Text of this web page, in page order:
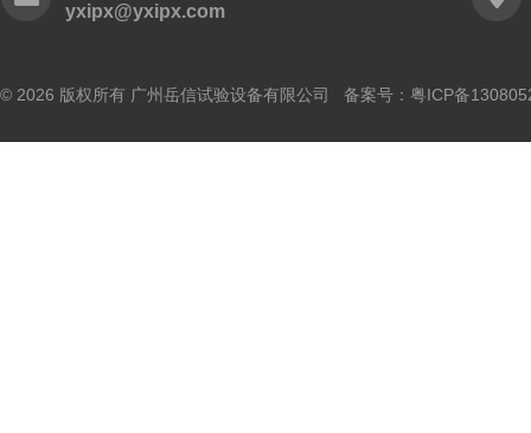
yxipx@yxipx.com
© 2026 版权所有 广州岳信试验设备有限公司 备案号： 粤ICP备